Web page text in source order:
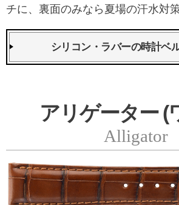
チに、裏面のみなら夏場の汗水対
シリコン・ラバーの時計ベ
アリゲーター (
Alligator